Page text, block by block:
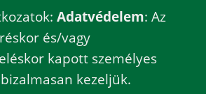
Adatvédelem: Az
és/vagy
kapott személyes
kezeljük.